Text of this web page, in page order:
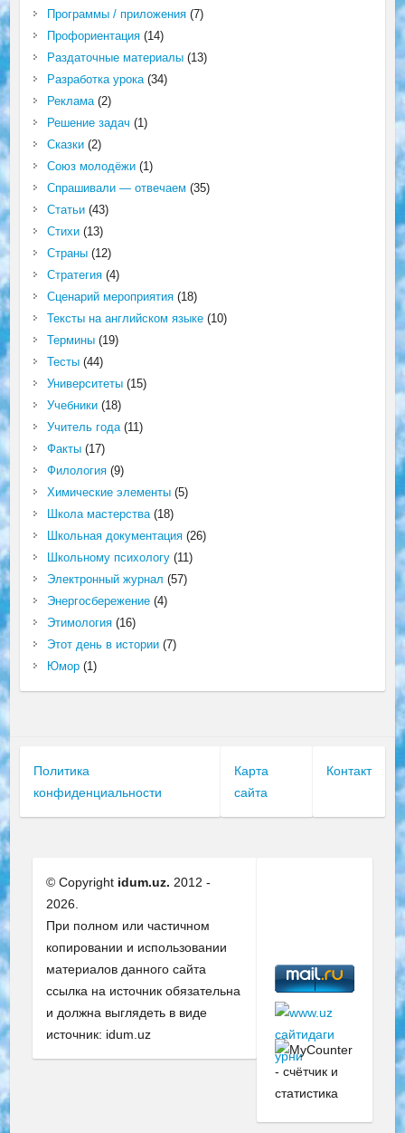
Программы / приложения(7)
Профориентация(14)
Раздаточные материалы(13)
Разработка урока(34)
Реклама(2)
Решение задач (1)
Сказки(2)
Союз молодёжи(1)
Спрашивали — отвечаем (35)
Статьи(43)
Стихи(13)
Страны(12)
Стратегия(4)
Сценарий мероприятия(18)
Тексты на английском языке(10)
Термины(19)
Тесты(44)
Университеты(15)
Учебники(18)
Учитель года(11)
Факты(17)
Филология(9)
Химические элементы(5)
Школа мастерства(18)
Школьная документация(26)
Школьному психологу(11)
Электронный журнал (57)
Энергосбережение(4)
Этимология(16)
Этот день в истории(7)
Юмор(1)
Политика
конфиденциальности
Карта
сайта
Контакт
© Copyright idum.uz. 2012 -
2026.
При полном или частичном
копировании и использовании
материалов данного сайта
ссылка на источник обязательна
и должна выглядеть в виде
источник: idum.uz